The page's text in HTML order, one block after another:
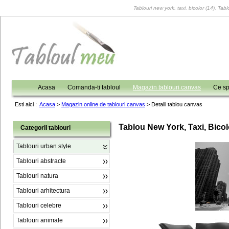
Tablouri new york, taxi, bicolor (14),
Acasa Comanda-ti tabloul Magazin tablouri canvas Ce
Esti aici : Acasa > Magazin online de tablouri canvas > Detalii tablou canvas
Categorii tablouri
Tablouri urban style
Tablouri abstracte
Tablouri natura
Tablouri arhitectura
Tablouri celebre
Tablouri animale
Tablou New York, Taxi,